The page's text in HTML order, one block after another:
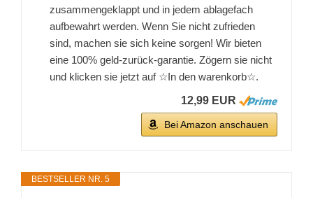
zusammengeklappt und in jedem ablagefach
aufbewahrt werden. Wenn Sie nicht zufrieden
sind, machen sie sich keine sorgen! Wir bieten
eine 100% geld-zurück-garantie. Zögern sie nicht
und klicken sie jetzt auf ☆In den warenkorb☆.
12,99 EUR
Bei Amazon anschauen
BESTSELLER NR. 5